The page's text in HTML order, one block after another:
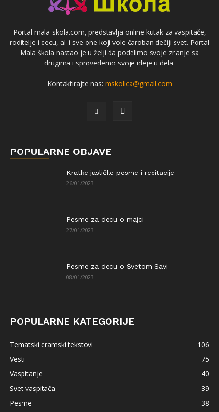
Portal mala-skola.com, predstavlja online kutak za vaspitače,
roditelje i decu, ali i sve one koji vole čaroban dečiji svet. Portal
Mala škola nastao je u želji da podelimo svoje znanje sa
drugima i sprovedemo svoje ideje u dela.
Kontaktirajte nas: mskolica@gmail.com
POPULARNE OBJAVE
Kratke jasličke pesme i recitacije
26/01/2023
Pesme za decu o majci
27/01/2023
Pesme za decu o Svetom Savi
08/01/2023
POPULARNE KATEGORIJE
Tematski dramski tekstovi
106
Vesti
75
Vaspitanje
40
Svet vaspitača
39
Pesme
38